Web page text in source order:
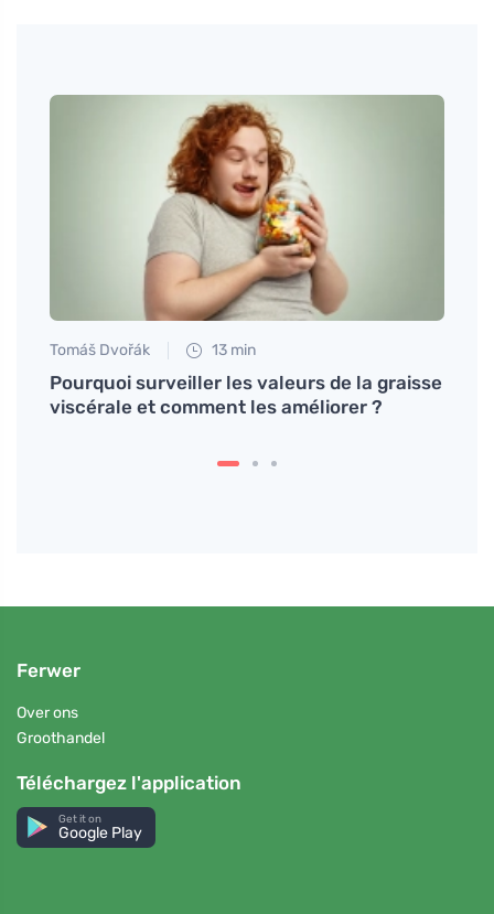
Tomáš Dvořák 13 min
Pourquoi surveiller les valeurs de la graisse
viscérale et comment les améliorer ?
Ferwer
Over ons
Groothandel
Téléchargez l'application
Get it on
Google Play